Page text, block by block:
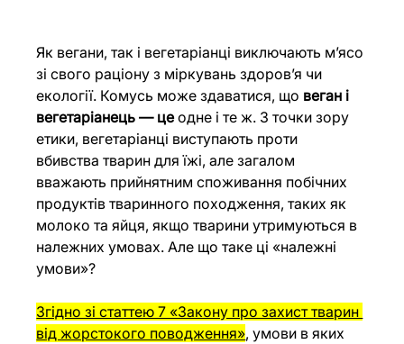
Як вегани, так і вегетаріанці виключають м’ясо
зі свого раціону з міркувань здоров’я чи
екології. Комусь може здаватися, що веган і
вегетаріанець — це одне і те ж. З точки зору
етики, вегетаріанці виступають проти
вбивства тварин для їжі, але загалом
вважають прийнятним споживання побічних
продуктів тваринного походження, таких як
молоко та яйця, якщо тварини утримуються в
належних умовах. Але що таке ці «належні
умови»?
Згідно зі статтею 7 «Закону про захист тварин
від жорстокого поводження», умови в яких